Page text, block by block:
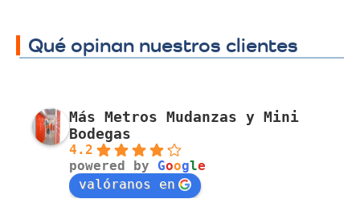
Qué opinan nuestros clientes
Más Metros Mudanzas y Mini
Bodegas
4.2
powered by Google
valóranos en